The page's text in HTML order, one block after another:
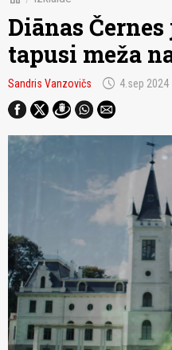
Diānas
tapusi meža
Sandris Vanzovičs schedule 4.sep 2024